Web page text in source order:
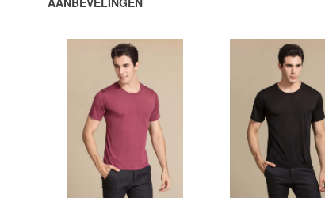
448,00 DKK per eenheid
VOEG TOE
AAN
WINKELWAGEN
448,00 DKK
VOEG
AAN